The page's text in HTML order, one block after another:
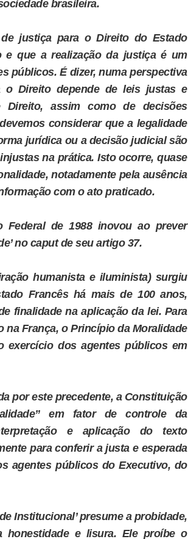
brasileira.
justiça para o Direito do Estado
que a realização da justiça é um
públicos. É dizer, numa perspectiva
Direito depende de leis justas e
Direito, assim como de decisões
considerar que a legalidade
jurídica ou a decisão judicial são
na prática. Isto ocorre, quase
notadamente pela ausência
com o ato praticado.
Federal de 1988 inovou ao prever
no caput de seu artigo 37.
humanista e iluminista) surgiu
Francês há mais de 100 anos,
finalidade na aplicação da lei. Para
na França, o Princípio da Moralidade
exercício dos agentes públicos em
por este precedente, a Constituição
em fator de controle da
e aplicação do texto
para conferir a justa e esperada
agentes públicos do Executivo, do
Institucional’ presume a probidade,
honestidade e lisura. Ele proíbe o